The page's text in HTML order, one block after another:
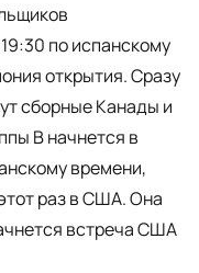
по испанскому
открытия. Сразу
сборные Канады и
B начнется в
времени,
раз в США. Она
встреча США